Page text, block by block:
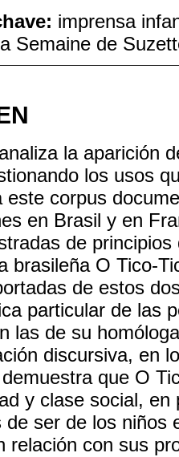
imprensa
Semaine de
la aparición
los usos
este corpus
en Brasil y en
de
brasileña O Tico-
de estos
particular de las
las de su
discursiva, en
que O
y clase social,
de ser de los niños
relación con sus